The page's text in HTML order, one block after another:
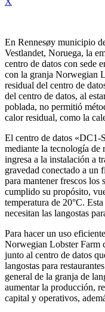
En Rennesøy municipio
Vestlandet, Noruega, la
centro de datos con sede
con la granja Norwegian
residual del centro de
del centro de datos, al
poblada, no permitió
calor residual, como la
El centro de datos «DC1-
mediante la tecnología
ingresa a la instalación a
gravedad conectado a un
para mantener frescos los
cumplido su propósito,
temperatura de 20°C.
necesitan las langostas
Para hacer un uso
Norwegian Lobster Farm
junto al centro de datos
langostas para
general de la granja de
aumentar la producción,
capital y operativos,